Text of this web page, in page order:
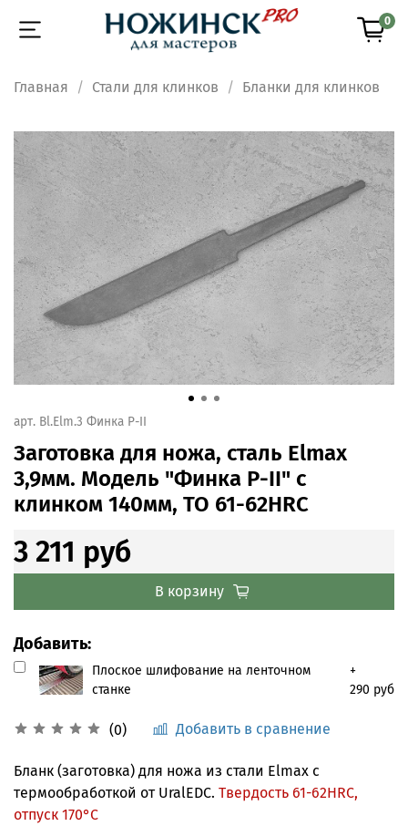
0
Главная Стали для клинков Бланки для клинков
арт. Bl.Elm.3 Финка Р-II
Заготовка для ножа, сталь Elmax
3,9мм. Модель "Финка Р-II" с
клинком 140мм, ТО 61-62HRC
(0) Добавить в сравнение
3 211 руб
В корзину
Добавить:
Плоское шлифование на ленточном
станке
+
290 руб
Бланк (заготовка) для ножа из стали Elmax с
термообработкой от UralEDC. Твердость 61-62HRC,
отпуск 170°С